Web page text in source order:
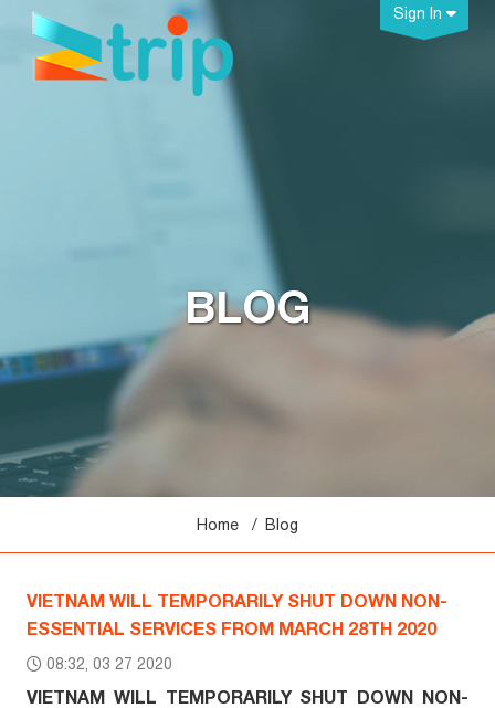
Sign In
BLOG
Home Blog
VIETNAM WILL TEMPORARILY SHUT DOWN NON-
ESSENTIAL SERVICES FROM MARCH 28TH 2020
08:32, 03 27 2020
VIETNAM WILL TEMPORARILY SHUT DOWN NON-